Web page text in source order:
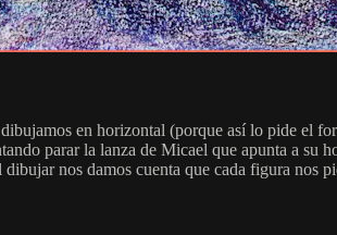
en horizontal (porque así lo pide el
parar la lanza de Micael que apunta a su
nos damos cuenta que cada figura nos